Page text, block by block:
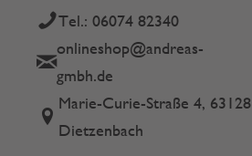
Tel.: 06074 82340
onlineshop@andreas-
gmbh.de
Marie-Curie-Straße 4, 63128
Dietzenbach